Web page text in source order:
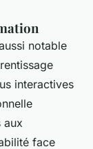
notable
interactives
aux
face